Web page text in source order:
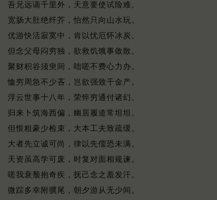
吾兄远谪千里外，天意要使试险难。
宽肠大肚绝纤芥，怡然只向山水玩。
优游快活寂寞中，肯以忧厄怀冰炭。
但念父母闷穷独，欲救饥饿事敛散。
聚财积谷须臾间，咄嗟不费心力办。
恤穷周急不少吝，岂欲强致千金产。
浮云世事十八年，荣悴穷通付诸幻。
归来卜筑海西偏，幽居履道常坦坦。
但恨粗豪少检束，大本工夫致疏缓。
大者先立诚可尚，律以先儒恐未满。
天资虽高学可废，时复对面相规谏。
嗟我衰颓抱奇疾，抚己念之羞发汗。
微踪多幸附骥尾，朝夕游从无少间。